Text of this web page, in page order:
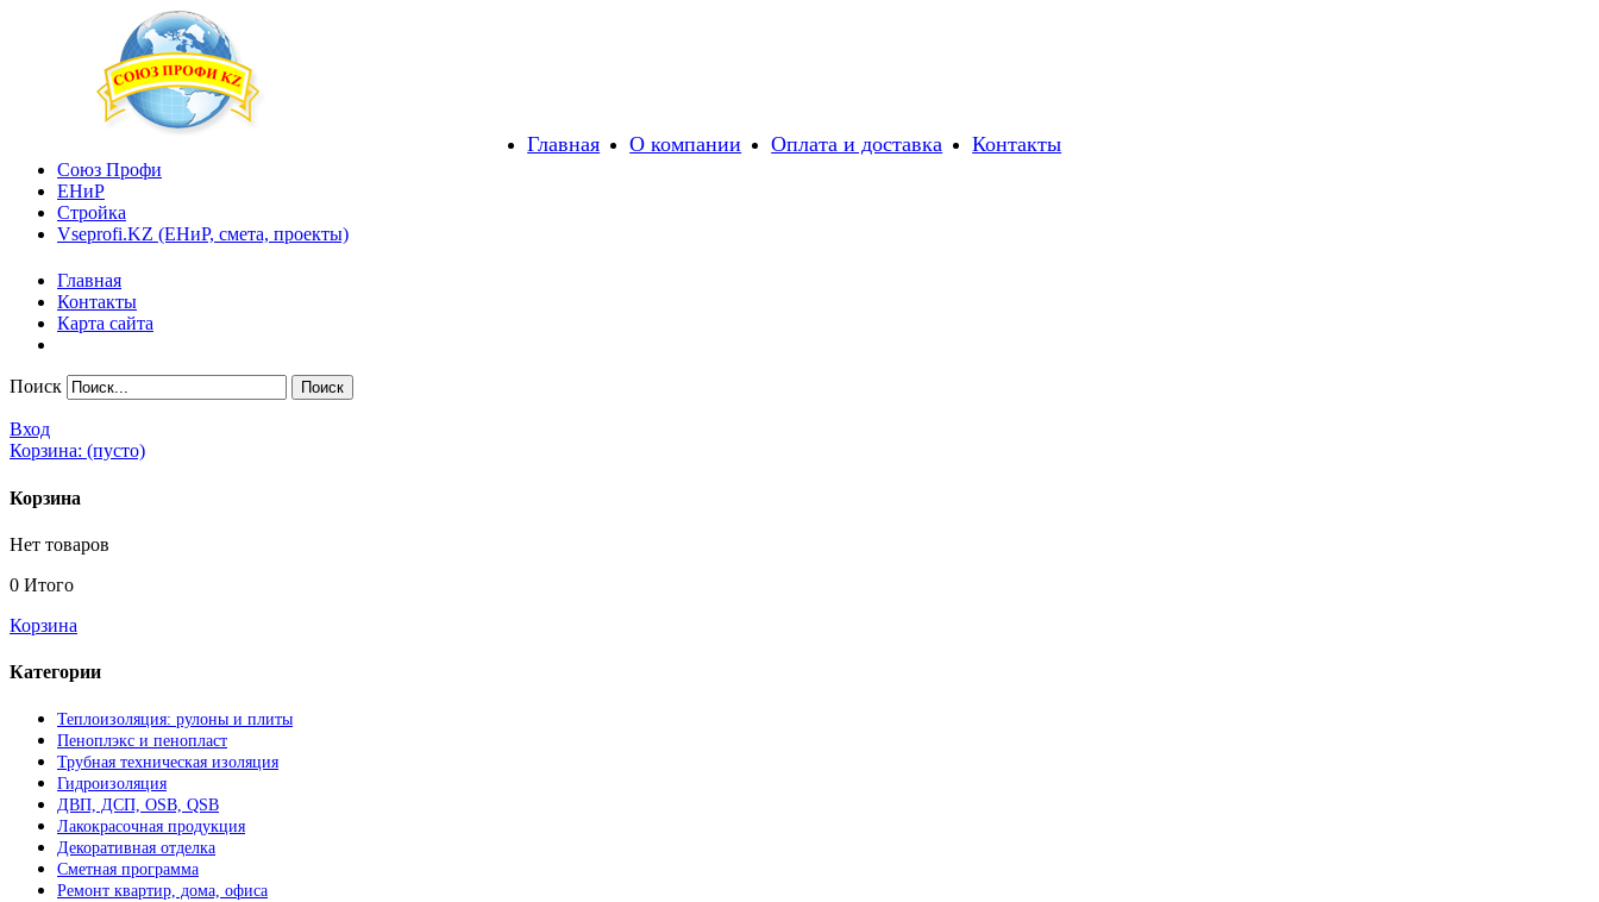
Главная О компании Оплата и доставка Контакты
Союз Профи
ЕНиР
Стройка
Vseprofi.KZ (ЕНиР, смета, проекты)
Главная
Контакты
Карта сайта
Поиск
Вход
Корзина: (пусто)
Корзина
Нет товаров
0 Итого
Корзина
Категории
Теплоизоляция: рулоны и плиты
Пеноплэкс и пенопласт
Трубная техническая изоляция
Гидроизоляция
ДВП, ДСП, OSB, QSB
Лакокрасочная продукция
Декоративная отделка
Сметная программа
Ремонт квартир, дома, офиса